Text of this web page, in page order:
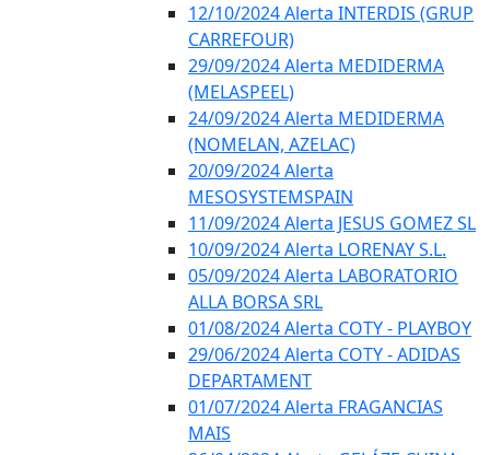
12/10/2024 Alerta INTERDIS (GRUP
CARREFOUR)
29/09/2024 Alerta MEDIDERMA
(MELASPEEL)
24/09/2024 Alerta MEDIDERMA
(NOMELAN, AZELAC)
20/09/2024 Alerta
MESOSYSTEMSPAIN
11/09/2024 Alerta JESUS GOMEZ SL
10/09/2024 Alerta LORENAY S.L.
05/09/2024 Alerta LABORATORIO
ALLA BORSA SRL
01/08/2024 Alerta COTY - PLAYBOY
29/06/2024 Alerta COTY - ADIDAS
DEPARTAMENT
01/07/2024 Alerta FRAGANCIAS
MAIS